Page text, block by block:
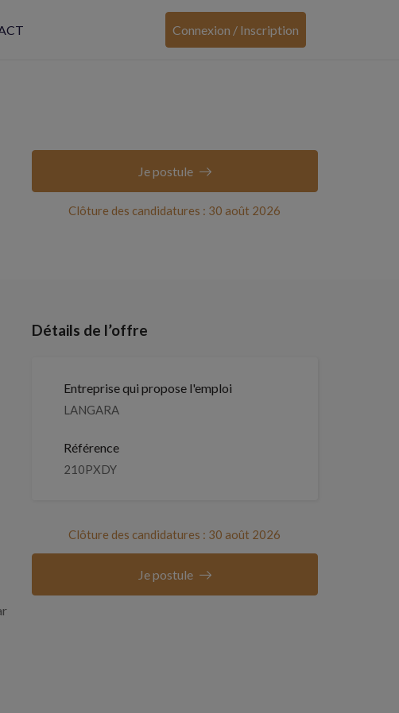
Connexion / Inscription
Clôture des candidatures : 30 août 2026
Je postule
Détails de l’offre
Entreprise qui propose l'emploi
LANGARA
Référence
210PXDY
Clôture des candidatures : 30 août 2026
Je postule